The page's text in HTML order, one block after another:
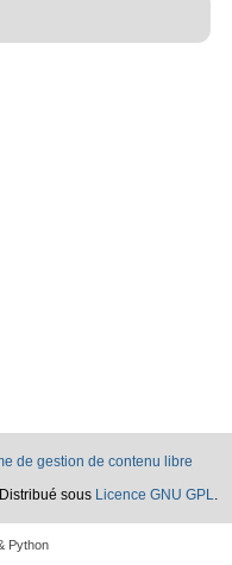
de gestion de contenu libre
. Distribué sous Licence GNU GPL
Python